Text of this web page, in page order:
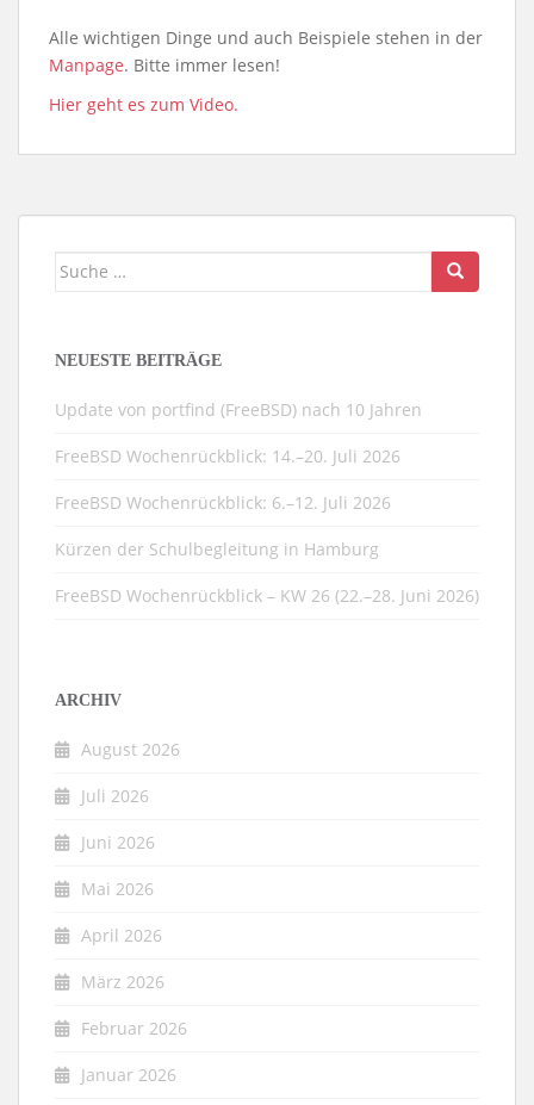
Alle wichtigen Dinge und auch Beispiele stehen in der
Manpage. Bitte immer lesen!
Hier geht es zum Video.
Suche
NEUESTE BEITRÄGE
Update von portfind (FreeBSD) nach 10 Jahren
FreeBSD Wochenrückblick: 14.–20. Juli 2026
FreeBSD Wochenrückblick: 6.–12. Juli 2026
Kürzen der Schulbegleitung in Hamburg
FreeBSD Wochenrückblick – KW 26 (22.–28. Juni 2026)
ARCHIV
August 2026
Juli 2026
Juni 2026
Mai 2026
April 2026
März 2026
Februar 2026
Januar 2026